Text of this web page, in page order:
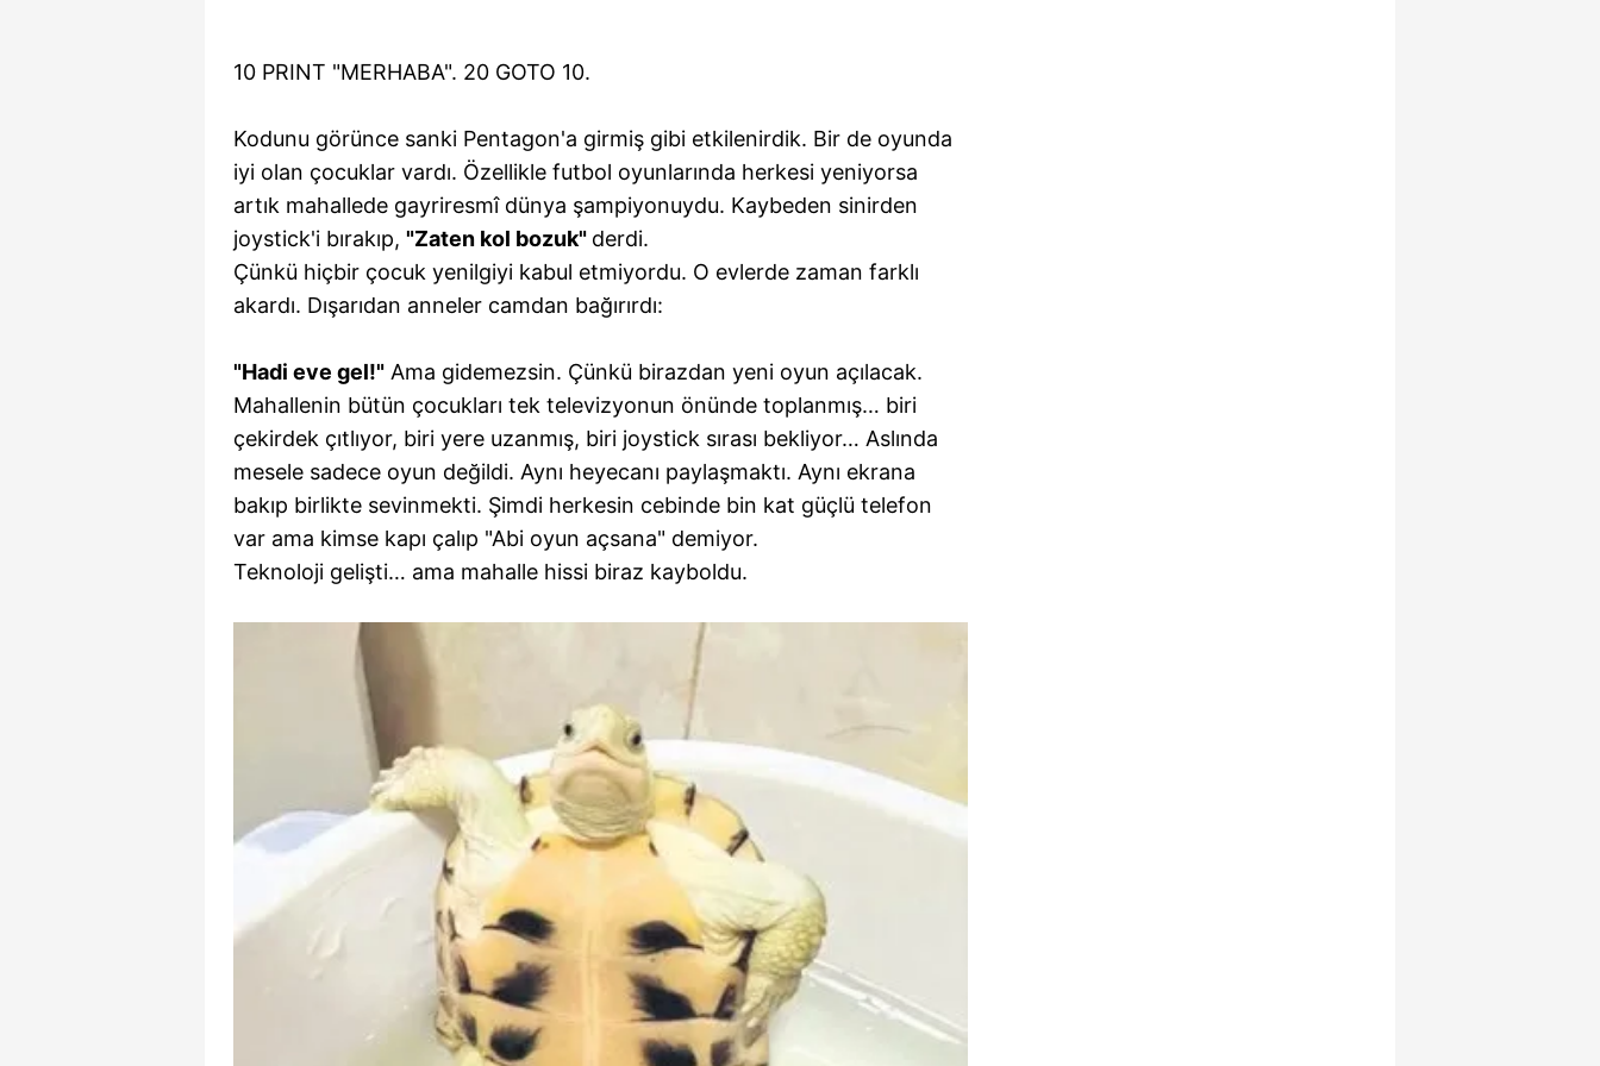
10 PRINT "MERHABA". 20 GOTO 10.
Kodunu görünce sanki Pentagon'a girmiş gibi etkilenirdik. Bir de oyunda
iyi olan çocuklar vardı. Özellikle futbol oyunlarında herkesi yeniyorsa
artık mahallede gayriresmî dünya şampiyonuydu. Kaybeden sinirden
joystick'i bırakıp, "Zaten kol bozuk" derdi.
Çünkü hiçbir çocuk yenilgiyi kabul etmiyordu. O evlerde zaman farklı
akardı. Dışarıdan anneler camdan bağırırdı:
"Hadi eve gel!" Ama gidemezsin. Çünkü birazdan yeni oyun açılacak.
Mahallenin bütün çocukları tek televizyonun önünde toplanmış… biri
çekirdek çıtlıyor, biri yere uzanmış, biri joystick sırası bekliyor… Aslında
mesele sadece oyun değildi. Aynı heyecanı paylaşmaktı. Aynı ekrana
bakıp birlikte sevinmekti. Şimdi herkesin cebinde bin kat güçlü telefon
var ama kimse kapı çalıp "Abi oyun açsana" demiyor.
Teknoloji gelişti… ama mahalle hissi biraz kayboldu.